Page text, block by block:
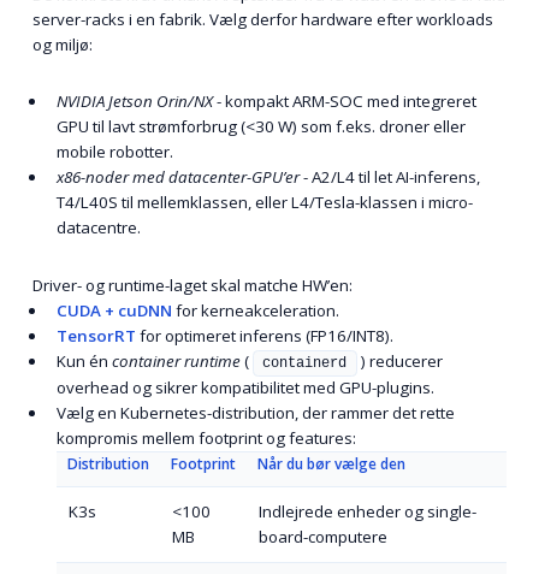
server-racks i en fabrik. Vælg derfor hardware efter workloads
og miljø:
NVIDIA Jetson Orin/NX- kompakt ARM-SOC med integreret
GPU til lavt strømforbrug (<30 W) som f.eks. droner eller
mobile robotter.
x86-noder med datacenter-GPU’er- A2/L4 til let AI-inferens,
T4/L40S til mellemklassen, eller L4/Tesla-klassen i micro-
datacentre.
Driver- og runtime-laget skal matche HW’en:
CUDA + cuDNN for kerne­ak­cel­er­a­tion.
TensorRT for optimeret inferens (FP16/INT8).
Kun én container runtime( containerd
) reducerer
overhead og sikrer kompatibilitet med GPU-plugins.
Vælg en Kubernetes-distribution, der rammer det rette
kompromis mellem footprint og features:
Distribution Footprint Når du bør vælge den
K3s
<100
MB
Indlejrede enheder og single-
board-computere